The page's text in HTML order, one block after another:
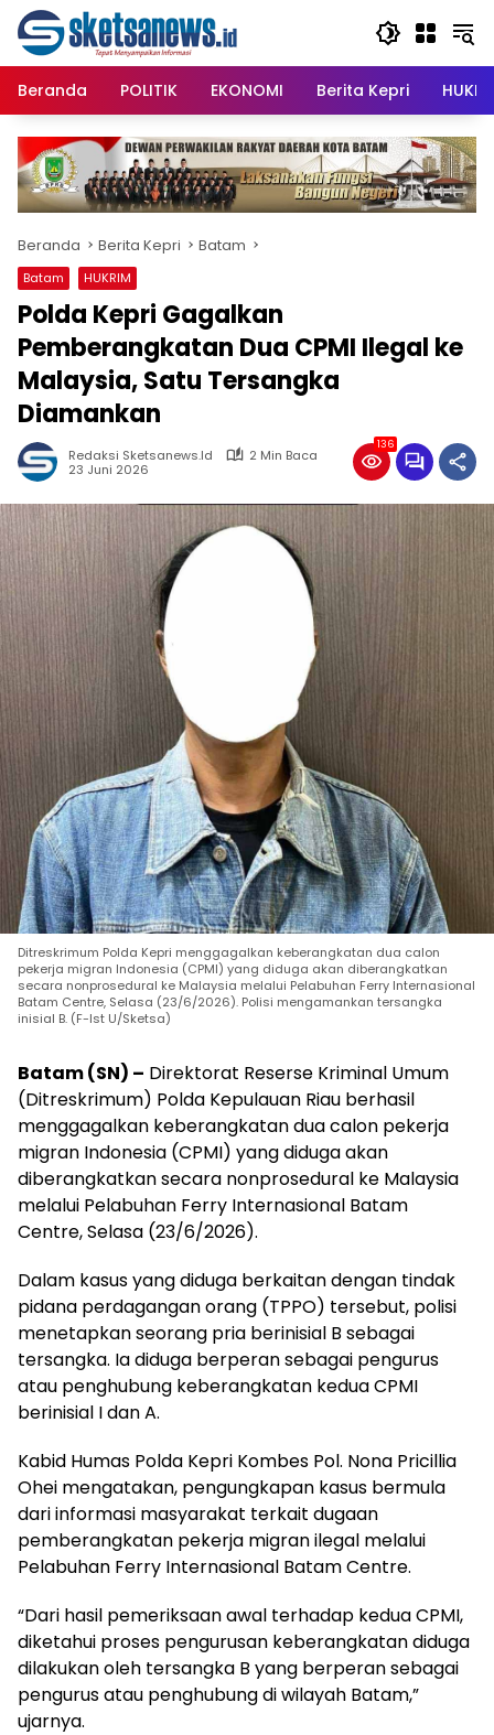
content
Langsung
konten
Beranda
POLITIK EKONOMI Berita Kepri
Beranda Berita Kepri Batam
Batam HUKRIM
Polda Kepri Gagalkan
Pemberangkatan Dua CPMI Ilegal ke
Malaysia, Satu Tersangka
Diamankan
Redaksi Sketsanews.id
2 Min Baca
23 Juni 2026
136
Ditreskrimum Polda Kepri menggagalkan keberangkatan dua calon
pekerja migran Indonesia (CPMI) yang diduga akan diberangkatkan
secara nonprosedural ke Malaysia melalui Pelabuhan Ferry Internasional
Batam Centre, Selasa (23/6/2026). Polisi mengamankan tersangka
inisial B. (F-Ist U/Sketsa)
Batam (SN) – Direktorat Reserse Kriminal Umum
(Ditreskrimum) Polda Kepulauan Riau berhasil
menggagalkan keberangkatan dua calon pekerja
migran Indonesia (CPMI) yang diduga akan
diberangkatkan secara nonprosedural ke Malaysia
melalui Pelabuhan Ferry Internasional Batam
Centre, Selasa (23/6/2026).
Dalam kasus yang diduga berkaitan dengan tindak
pidana perdagangan orang (TPPO) tersebut, polisi
menetapkan seorang pria berinisial B sebagai
tersangka. Ia diduga berperan sebagai pengurus
atau penghubung keberangkatan kedua CPMI
berinisial I dan A.
Kabid Humas Polda Kepri Kombes Pol. Nona Pricillia
Ohei mengatakan, pengungkapan kasus bermula
dari informasi masyarakat terkait dugaan
pemberangkatan pekerja migran ilegal melalui
Pelabuhan Ferry Internasional Batam Centre.
“Dari hasil pemeriksaan awal terhadap kedua CPMI,
diketahui proses pengurusan keberangkatan diduga
dilakukan oleh tersangka B yang berperan sebagai
pengurus atau penghubung di wilayah Batam,”
ujarnya.